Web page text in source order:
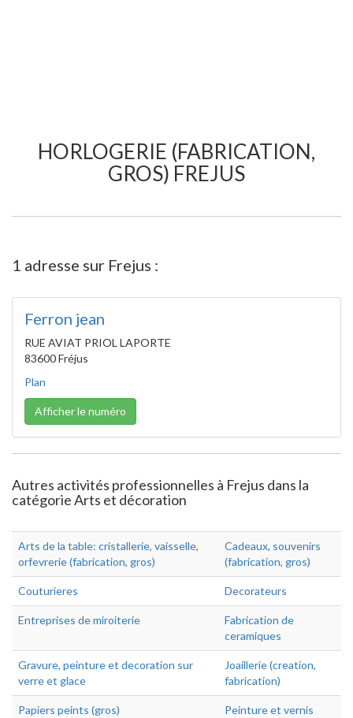
HORLOGERIE (FABRICATION,
GROS) FREJUS
1 adresse sur Frejus :
Ferron jean
RUE AVIAT PRIOL LAPORTE
83600 Fréjus
Plan
Afficher le numéro
Autres activités professionnelles à Frejus dans la
catégorie Arts et décoration
Arts de la table: cristallerie, vaisselle,
orfevrerie (fabrication, gros)
Cadeaux, souvenirs
(fabrication, gros)
Couturieres Decorateurs
Entreprises de miroiterie
Fabrication de
ceramiques
Gravure, peinture et decoration sur
verre et glace
Joaillerie (creation,
fabrication)
Papiers peints (gros)
Peinture et vernis